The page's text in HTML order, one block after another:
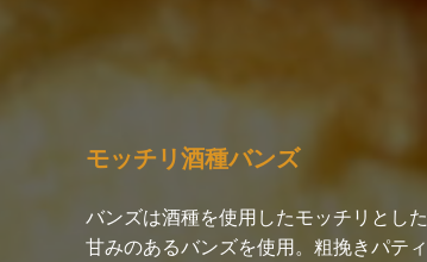
モッチリ酒種バンズ
バンズは酒種を使用したモッチリとした
甘みのあるバンズを使用。粗挽きパティ